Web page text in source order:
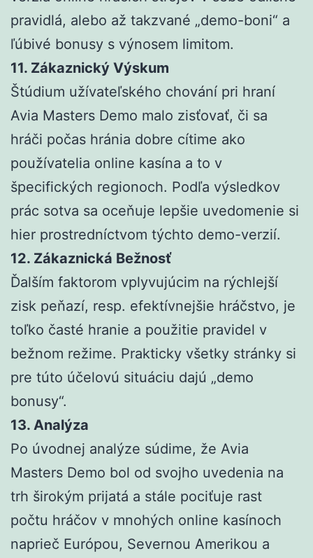
pravidlá, alebo až takzvané „demo-boni“ a
ľúbivé bonusy s výnosem limitom.
11. Zákaznický Výskum
Štúdium užívateľského chování pri hraní
Avia Masters Demo malo zisťovať, či sa
hráči počas hránia dobre cítime ako
používatelia online kasína a to v
špecifických regionoch. Podľa výsledkov
prác sotva sa oceňuje lepšie uvedomenie si
hier prostredníctvom týchto demo-verzií.
12. Zákaznická Bežnosť
Ďalším faktorom vplyvujúcim na rýchlejší
zisk peňazí, resp. efektívnejšie hráčstvo, je
toľko časté hranie a použitie pravidel v
bežnom režime. Prakticky všetky stránky si
pre túto účelovú situáciu dajú „demo
bonusy“.
13. Analýza
Po úvodnej analýze súdime, že Avia
Masters Demo bol od svojho uvedenia na
trh širokým prijatá a stále pociťuje rast
počtu hráčov v mnohých online kasínoch
naprieč Európou, Severnou Amerikou a